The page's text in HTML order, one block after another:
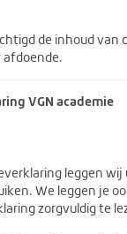
de inhoud
afdoende.
VGN academie
leggen
We leggen je
zorgvuldig te